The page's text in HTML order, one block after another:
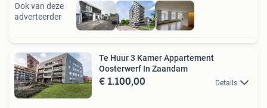
Ook van deze
adverteerder
Te Huur 3 Kamer Appartement
Oosterwerf In Zaandam
€ 1.100,00 Details